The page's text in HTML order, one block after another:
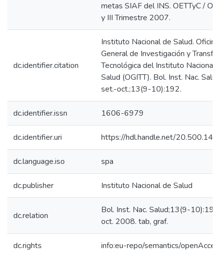
metas SIAF del INS. OETTyC /
y III Trimestre 2007.
dc.identifier.citation
Instituto Nacional de Salud. Oficina
General de Investigación y
Tecnológica del Instituto Nacional
Salud (OGITT). Bol. Inst. Nac.
set.-oct.;13(9-10):192.
dc.identifier.issn 1606-6979
dc.identifier.uri https://hdl.handle.net/
dc.language.iso spa
dc.publisher Instituto Nacional de Salud
dc.relation
Bol. Inst. Nac. Salud;13(9-
oct. 2008. tab, graf.
dc.rights info:eu-repo/semantics/